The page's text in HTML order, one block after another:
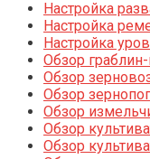
Настройка
Настройка
Настройка
Обзор
Обзор
Обзор
Обзор
Обзор
Обзор